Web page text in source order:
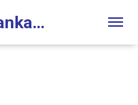
Adi Záchranka Stomatologie